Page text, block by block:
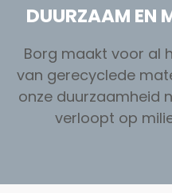
DUURZAAM EN
Borg maakt voor al
van gerecyclede
onze duurzaamheid
verloopt op